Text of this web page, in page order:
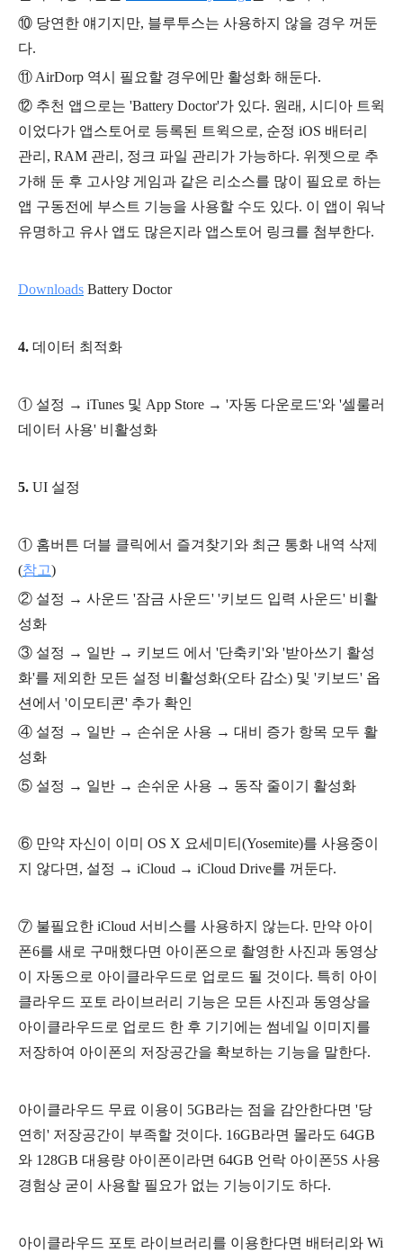
⑩ 당연한 얘기지만, 블루투스는 사용하지 않을 경우 꺼둔
다.
⑪ AirDorp 역시 필요할 경우에만 활성화 해둔다.
⑫ 추천 앱으로는 'Battery Doctor'가 있다. 원래, 시디아 트윅
이었다가 앱스토어로 등록된 트윅으로, 순정 iOS 배터리
관리, RAM 관리, 정크 파일 관리가 가능하다. 위젯으로 추
가해 둔 후 고사양 게임과 같은 리소스를 많이 필요로 하는
앱 구동전에 부스트 기능을 사용할 수도 있다. 이 앱이 워낙
유명하고 유사 앱도 많은지라 앱스토어 링크를 첨부한다.
Downloads Battery Doctor
4. 데이터 최적화
① 설정 → iTunes 및 App Store → '자동 다운로드'와 '셀룰러
데이터 사용' 비활성화
5. UI 설정
① 홈버튼 더블 클릭에서 즐겨찾기와 최근 통화 내역 삭제
(참고)
② 설정 → 사운드 '잠금 사운드' '키보드 입력 사운드' 비활
성화
③ 설정 → 일반 → 키보드 에서 '단축키'와 '받아쓰기 활성
화'를 제외한 모든 설정 비활성화(오타 감소) 및 '키보 드' 옵
션에서 '이모티콘' 추가 확인
④ 설정 → 일반 → 손쉬운 사용 → 대비 증가 항목 모두 활
성화
⑤ 설정 → 일반 → 손쉬운 사용 → 동작 줄이기 활성화
⑥ 만약 자신이 이미 OS X 요세미티(Yosemite)를 사용중이
지 않다면, 설정 → iCloud → iCloud Drive를 꺼둔다.
⑦ 불필요한 iCloud 서비스를 사용하지 않는다. 만약 아이
폰6를 새로 구매했다면 아이폰으로 촬영한 사진과 동영상
이 자동으로 아이클라우드로 업로드 될 것이다. 특히 아이
클라우드 포토 라이브러리 기능은 모든 사진과 동영상을
아이클라우드로 업로드 한 후 기기에는 썸네일 이미지를
저장하여 아이폰의 저장공간을 확보하는 기능을 말한다.
아이클라우드 무료 이용이 5GB라는 점을 감안한다면 '당
연히' 저장공간이 부족할 것이다. 16GB라면 몰라도 64GB
와 128GB 대용량 아이폰이라면 64GB 언락 아이폰5S 사용
경험상 굳이 사용할 필요가 없는 기능이기도 하다.
아이클라우드 포토 라이브러리를 이용한다면 배터리와 Wi